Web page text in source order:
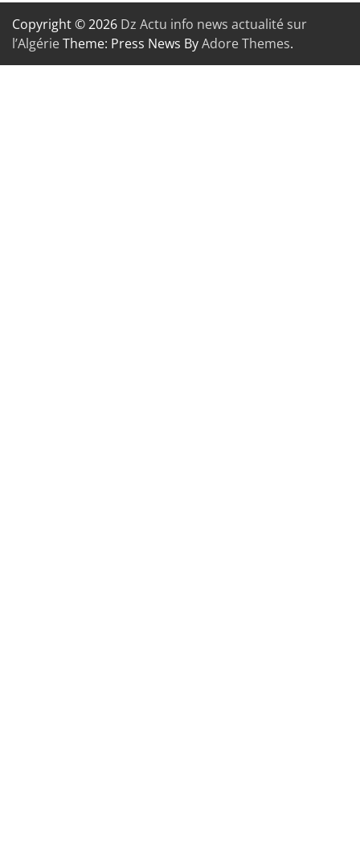
Copyright © 2026 Dz Actu info news actualité sur
l’AlgérieTheme: Press News ByAdore Themes.